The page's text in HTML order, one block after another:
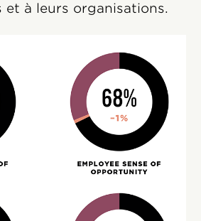
et à leurs organisations.